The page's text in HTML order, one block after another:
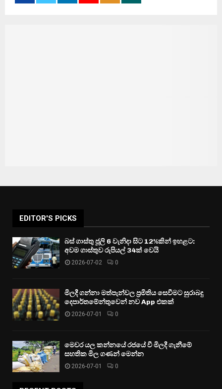
EDITOR'S PICKS
බස් ගාස්තු ජූලි 6 වැනිදා සිට 12%කින් ඉහළට:
අවම ගාස්තුව රුපියල් 34ක් වෙයි
2026-07-02 0
මිලදී ගන්නා මත්පැන්වල ප්‍රමිතිය සෙවීමට සුරාබදු
දෙපාර්තමේන්තුවෙන් නව App එකක්
2026-07-01 0
මෙවර යල කන්නයේ රජයේ වී මිලදී ගැනීමේ
සහතික මිල ගණන් මෙන්න
2026-07-01 0